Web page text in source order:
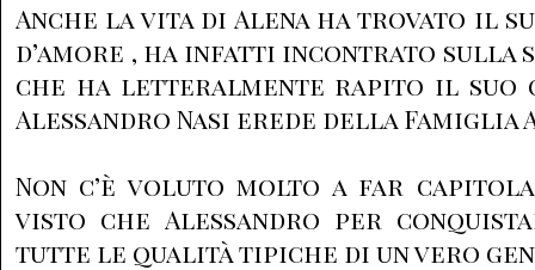
Anche la vita di Alena ha trovato il
d’amore , ha infatti incontrato sulla
che ha letteralmente rapito il suo
Alessandro Nasi erede della Famiglia
Non c’è voluto molto a far
visto che Alessandro per
tutte le qualità tipiche di un vero